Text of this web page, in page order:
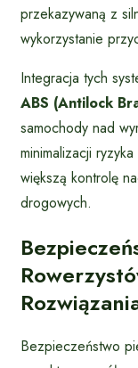
przekazywaną z
wykorzystanie
Integracja tych
ABS (Antilock
samochody nad
minimalizacji
większą kontrolę
drogowych.
Bezpieczeństwo